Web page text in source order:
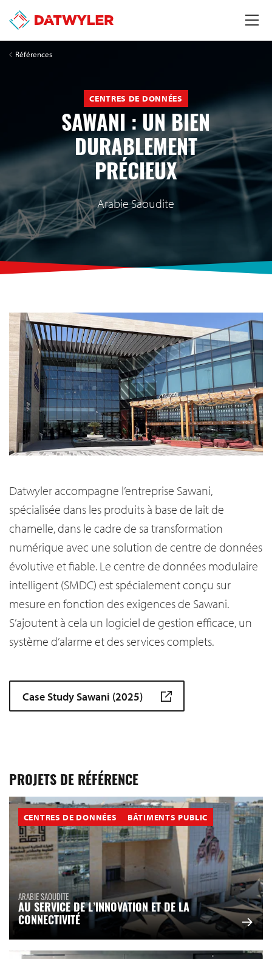
Références
CENTRES DE DONNÉES
SAWANI : UN BIEN
DURABLEMENT
PRÉCIEUX
Arabie Saoudite
Datwyler accompagne l’entreprise Sawani,
spécialisée dans les produits à base de lait de
chamelle, dans le cadre de sa transformation
numérique avec une solution de centre de données
évolutive et fiable. Le centre de données modulaire
intelligent (SMDC) est spécialement conçu sur
mesure en fonction des exigences de Sawani.
S’ajoutent à cela un logiciel de gestion efficace, un
système d’alarme et des services complets.
Case Study Sawani (2025)
PROJETS DE RÉFÉRENCE
CENTRES DE DONNÉES BÂTIMENTS PUBLIC
ARABIE SAOUDITE
AU SERVICE DE L’INNOVATION ET DE LA
CONNECTIVITÉ